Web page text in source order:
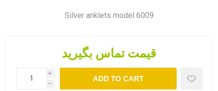
Silver anklets model 6009
قیمت تماس بگیرید
i
h
ADD TO CART